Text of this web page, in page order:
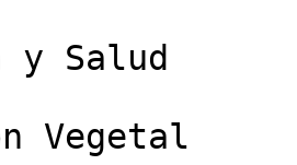
Salud
Vegetal